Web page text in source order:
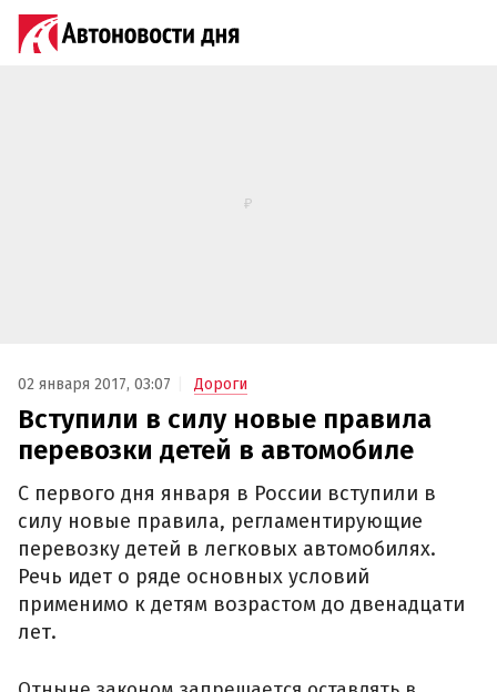
02 января 2017, 03:07 Дороги
Вступили в силу новые правила
перевозки детей в автомобиле
C первого дня января в России вступили в
силу новые правила, регламентирующие
перевозку детей в легковых автомобилях.
Речь идет о ряде основных условий
применимо к детям возрастом до двенадцати
лет.